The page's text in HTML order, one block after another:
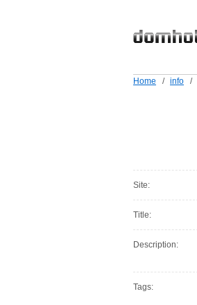
Home / info /
Site:
Title:
Description:
Tags: